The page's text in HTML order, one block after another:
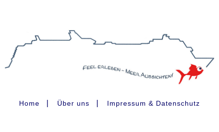
Home Über uns Impressum & Datenschutz